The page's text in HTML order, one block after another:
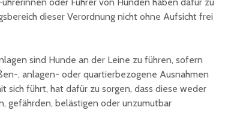
dieser Verordnung nicht ohne Aufsicht frei
sind Hunde an der Leine zu führen, sofern
, anlagen- oder quartierbezogene Ausnahmen
sich führt, hat dafür zu sorgen, dass diese weder
gefährden, belästigen oder unzumutbar
St. Ingberter
Handelsgeschichte